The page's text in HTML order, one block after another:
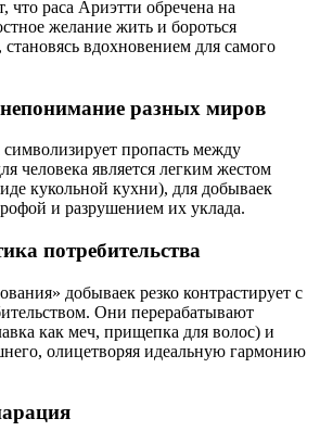
что раса Ариэтти обречена на
желание жить и бороться
становясь вдохновением для самого
разных миров
пропасть между
человека является легким жестом
кукольной кухни), для добываек
и разрушением их уклада.
потребительства
добываек резко контрастирует с
Они перерабатывают
как меч, прищепка для волос) и
олицетворяя идеальную гармонию